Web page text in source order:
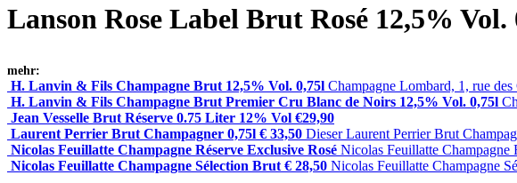
Lanson Rose Label Brut Rosé 12,5% Vol.
mehr:
H. Lanvin & Fils Champagne Brut 12,5% Vol. 0,75l Champagne Lombard, 1, rue
H. Lanvin & Fils Champagne Brut Premier Cru Blanc de Noirs 12,5% Vol. 0,75l
Jean Vesselle Brut Réserve 0.75 Liter 12% Vol €29,90
Laurent Perrier Brut Champagner 0,75l € 33,50 Dieser Laurent Perrier Brut
Nicolas Feuillatte Champagne Réserve Exclusive Rosé Nicolas Feuillatte Champagne
Nicolas Feuillatte Champagne Sélection Brut € 28,50 Nicolas Feuillatte Champagne